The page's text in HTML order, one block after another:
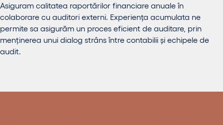
Asiguram calitatea raportărilor financiare anuale în
colaborare cu auditori externi. Experiența acumulata ne
permite sa asigurăm un proces eficient de auditare, prin
menținerea unui dialog strâns între contabilii și echipele de
audit.